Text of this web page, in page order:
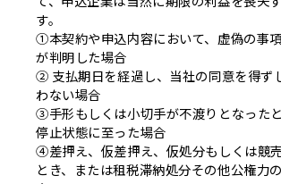
す。
①本契約や申込内容において、虚偽の事
が判明した場合
② 支払期日を経過し、当社の同意を得ず
わない場合
③手形もしくは小切手が不渡りとなった
停止状態に至った場合
④差押え、仮差押え、仮処分もしくは競
とき、または租税滞納処分その他公権力